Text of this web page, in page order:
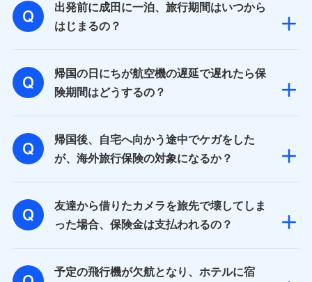
出発前に成田に一泊、旅行期間はいつから
はじまるの？
帰国の日にちが航空機の遅延で遅れたら保
険期間はどうするの？
帰国後、自宅へ向かう途中でケガをした
が、海外旅行保険の対象になるか？
友達から借りたカメラを旅先で壊してしま
った場合、保険金は支払われるの？
予定の飛行機が欠航となり、ホテルに宿